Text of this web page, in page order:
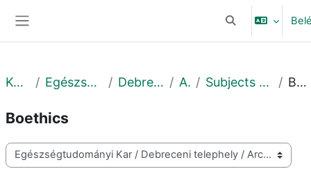
Keresési
Kurzusok Egészségtudományi Kar Debreceni telephely Archív Subjects for Other Faculties Boethics
Boethics
Kurzuskategóriák